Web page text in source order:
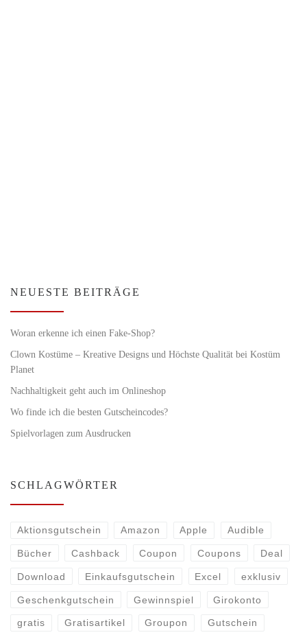
NEUESTE BEITRÄGE
Woran erkenne ich einen Fake-Shop?
Clown Kostüme – Kreative Designs und Höchste Qualität bei Kostüm
Planet
Nachhaltigkeit geht auch im Onlineshop
Wo finde ich die besten Gutscheincodes?
Spielvorlagen zum Ausdrucken
SCHLAGWÖRTER
Aktionsgutschein Amazon Apple Audible
Bücher Cashback Coupon Coupons Deal
Download Einkaufsgutschein Excel exklusiv
Geschenkgutschein Gewinnspiel Girokonto
gratis Gratisartikel Groupon Gutschein